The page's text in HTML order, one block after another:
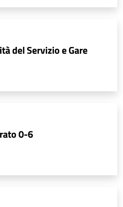
del Servizio e Gare
0-6